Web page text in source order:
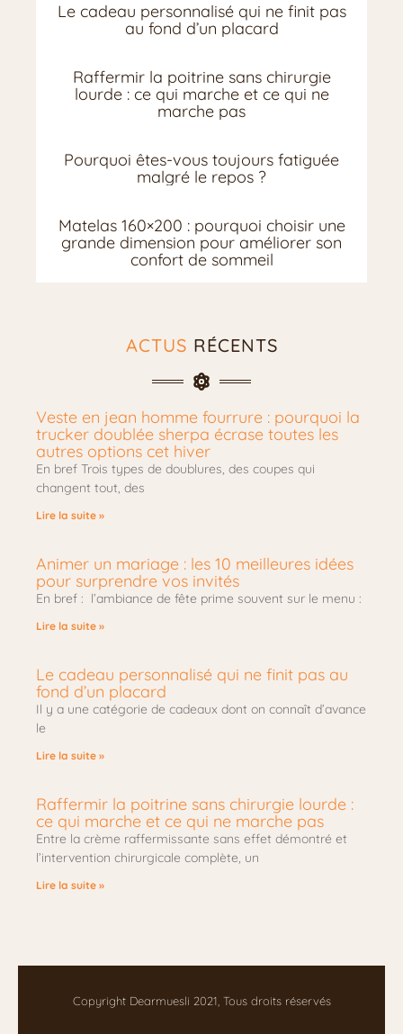
Le cadeau personnalisé qui ne finit pas
au fond d’un placard
Raffermir la poitrine sans chirurgie
lourde : ce qui marche et ce qui ne
marche pas
Pourquoi êtes-vous toujours fatiguée
malgré le repos ?
Matelas 160×200 : pourquoi choisir une
grande dimension pour améliorer son
confort de sommeil
ACTUS RÉCENTS
Veste en jean homme fourrure : pourquoi la
trucker doublée sherpa écrase toutes les
autres options cet hiver
En bref Trois types de doublures, des coupes qui
changent tout, des
Lire la suite »
Animer un mariage : les 10 meilleures idées
pour surprendre vos invités
En bref : l’ambiance de fête prime souvent sur le menu :
Lire la suite »
Le cadeau personnalisé qui ne finit pas au
fond d’un placard
Il y a une catégorie de cadeaux dont on connaît d’avance
le
Lire la suite »
Raffermir la poitrine sans chirurgie lourde :
ce qui marche et ce qui ne marche pas
Entre la crème raffermissante sans effet démontré et
l’intervention chirurgicale complète, un
Lire la suite »
Copyright Dearmuesli 2021, Tous droits réservés